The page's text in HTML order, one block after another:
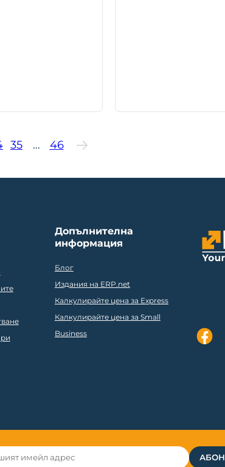
35 … 46
Допълнителна
информация
Блог
Издания на ERP.net
Калкулирайте цена за Express
Калкулирайте цена за Small
Business